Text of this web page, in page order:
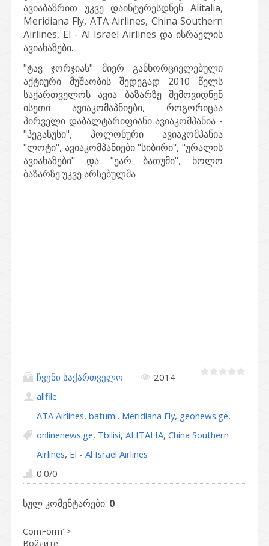
ავიაბაზრით უკვე დაინტერესდნენ Alitalia,
Meridiana Fly, ATA Airlines, China Southern
Airlines, El - Al Israel Airlines და ისრაელის
ავიახაზები.
"ტავ ჯორჯიას" მიერ განხორციელებული
აქტიური მუშაობის შედეგად 2010 წელს
საქართველოს ავია ბაზარზე შემოვიდნენ
ისეთი ავიაკომაპნიები, როგორიცაა
პირველი დაბალტარიფიანი ავიაკომპანია -
"პეგასუსი", პოლონური ავიაკომპანია
"ლოტი", ავიაკომპანიები "სიბირი", "ურალის
ავიახაზები" და "ეარ ბათუმი", ხოლო
ბაზარზე უკვე არსებულმა
ჩვენი საქართველო
2014
allfile
ATA Airlines, batumi, Meridiana Fly, geonews.ge,
onlinenews.ge, Tbilisi, ALITALIA, China Southern
Airlines, El - Al Israel Airlines
0.0/0
სულ კომენტარები: 0
ComForm">
Войдите: